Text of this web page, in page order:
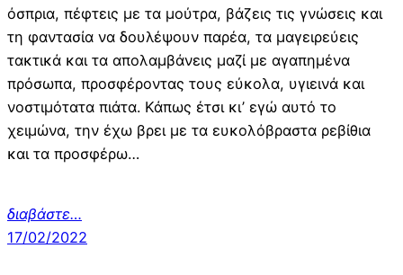
όσπρια, πέφτεις με τα μούτρα, βάζεις τις γνώσεις και
τη φαντασία να δουλέψουν παρέα, τα μαγειρεύεις
τακτικά και τα απολαμβάνεις μαζί με αγαπημένα
πρόσωπα, προσφέροντας τους εύκολα, υγιεινά και
νοστιμότατα πιάτα. Κάπως έτσι κι’ εγώ αυτό το
χειμώνα, την έχω βρει με τα ευκολόβραστα ρεβίθια
και τα προσφέρω…
διαβάστε…
17/02/2022